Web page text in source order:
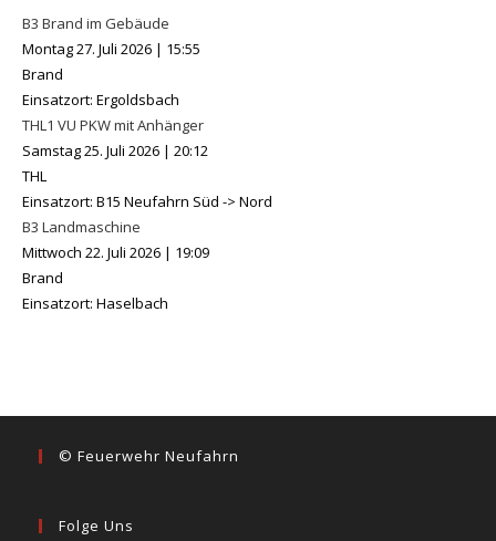
B3 Brand im Gebäude
Montag 27. Juli 2026 | 15:55
Brand
Einsatzort: Ergoldsbach
THL1 VU PKW mit Anhänger
Samstag 25. Juli 2026 | 20:12
THL
Einsatzort: B15 Neufahrn Süd -> Nord
B3 Landmaschine
Mittwoch 22. Juli 2026 | 19:09
Brand
Einsatzort: Haselbach
© Feuerwehr Neufahrn
Folge Uns